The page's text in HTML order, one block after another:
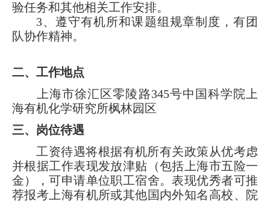
验任务和其他相关工作安排。
3、遵守有机所和课题组规章制度，有团
队协作精神。
二、工作地点
上海市徐汇区零陵路345号中国科学院上
海有机化学研究所枫林园区
三、岗位待遇
工资待遇将根据有机所有关政策从优考虑
并根据工作表现发放津贴（包括上海市五险一
金），可申请单位职工宿舍。表现优秀者可推
荐报考上海有机所或其他国内外知名高校、院